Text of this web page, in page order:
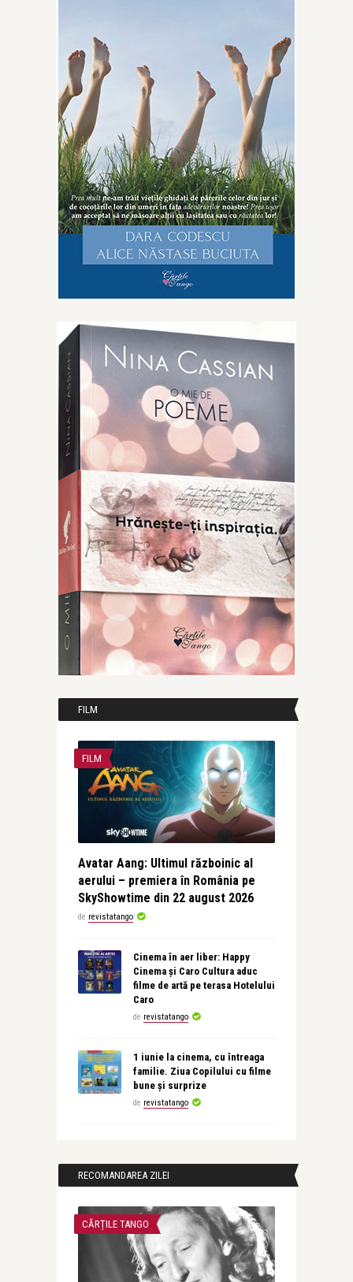
FILM
FILM
Avatar Aang: Ultimul războinic al
aerului – premiera în România pe
SkyShowtime din 22 august 2026
de revistatango
Cinema în aer liber: Happy
Cinema și Caro Cultura aduc
filme de artă pe terasa Hotelului
Caro
de revistatango
1 iunie la cinema, cu întreaga
familie. Ziua Copilului cu filme
bune și surprize
de revistatango
RECOMANDAREA ZILEI
CĂRȚILE TANGO